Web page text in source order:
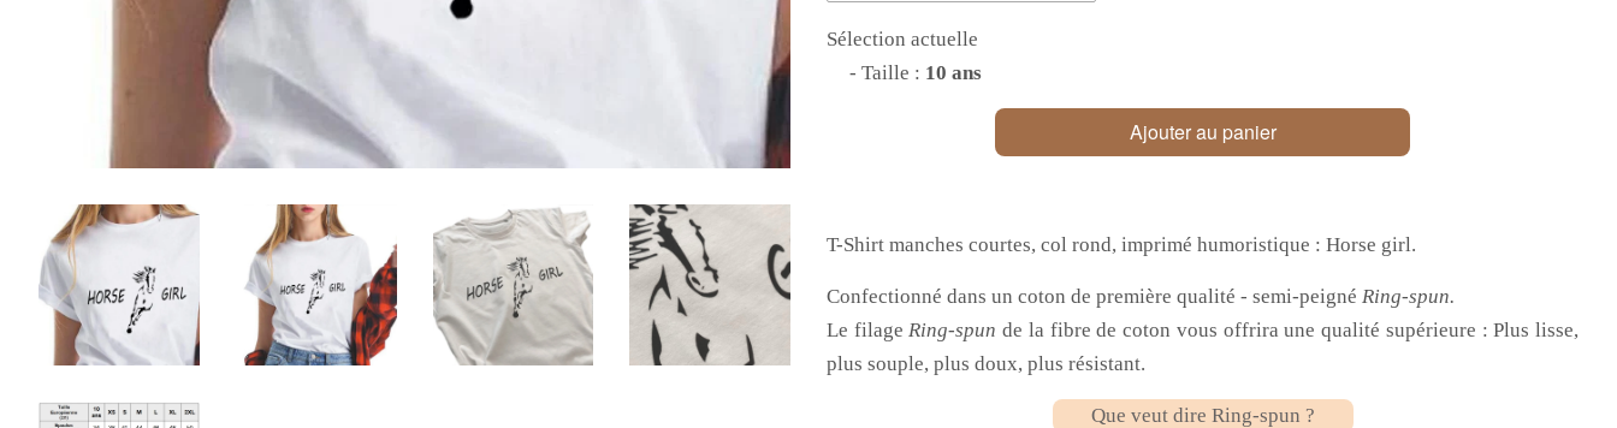
Sélection actuelle
- Taille : 10 ans
Ajouter au panier
T-Shirt manches courtes, col rond, imprimé humoristique : Horse girl.
Confectionné dans un coton de première qualité - semi-peigné Ring-spun.
Le filageRing-spun de la fibre de coton vous offrira une qualité supérieure : Plus lisse,
plus souple, plus doux, plus résistant.
Que veut dire Ring-spun ?